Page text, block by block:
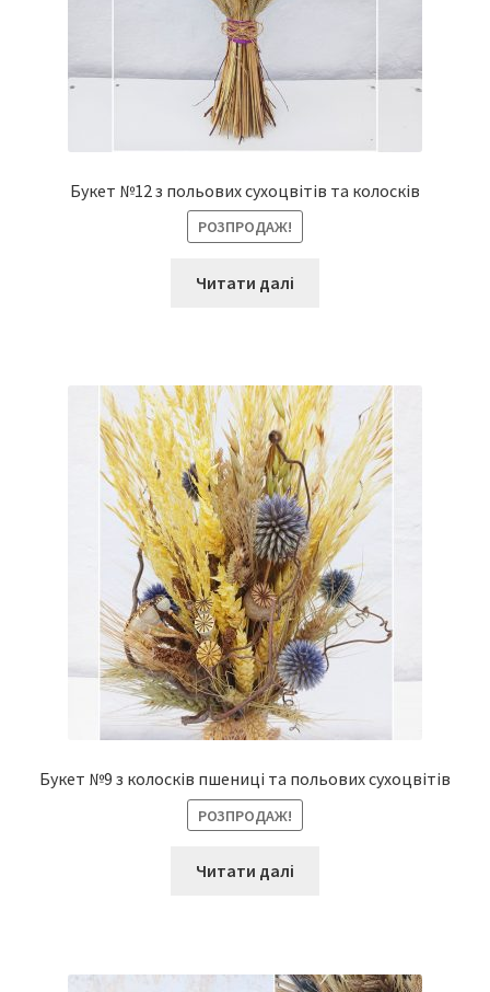
Букет №12 з польових сухоцвітів та колосків
РОЗПРОДАЖ!
Читати далі
Букет №9 з колосків пшениці та польових сухоцвітів
РОЗПРОДАЖ!
Читати далі